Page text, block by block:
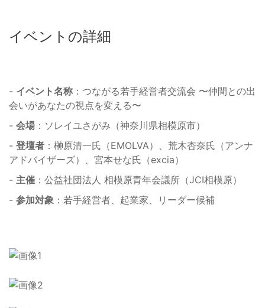
イベントの詳細
- イベント名称 ：つながる若手経営者交流会 〜仲間との出
会いがあなたの視点を変える〜
- 会場 ：ソレイユさがみ（神奈川県相模原市）
- 登壇者 ：榊󠄀原清一氏（EMOLVA）、荒木杏奈氏（アンナ
アドバイザーズ）、宮本せな氏（excia）
- 主催 ：公益社団法人 相模原青年会議所（JCI相模原）
- 参加対象 ：若手経営者、起業家、リーダー候補